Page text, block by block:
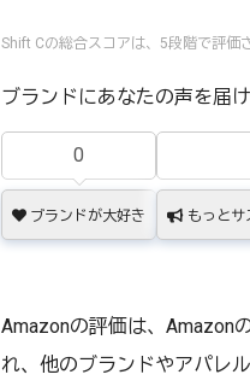
Shift Cの総合スコアは、5段階で評価
ブランドにあなたの声を届
0
ブランドが大好き もっとサ
Amazonの評価は、Amazon
れ、他のブランドやアパレ